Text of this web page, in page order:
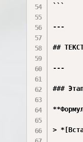
```
---
##
---
###
>